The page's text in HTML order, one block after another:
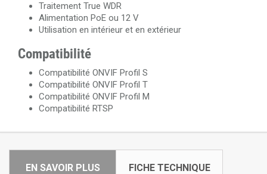
Traitement True WDR
Alimentation PoE ou 12 V
Utilisation en intérieur et en extérieur
Compatibilité
Compatibilité ONVIF Profil S
Compatibilité ONVIF Profil T
Compatibilité ONVIF Profil M
Compatibilité RTSP
EN SAVOIR PLUS FICHE TECHNIQUE